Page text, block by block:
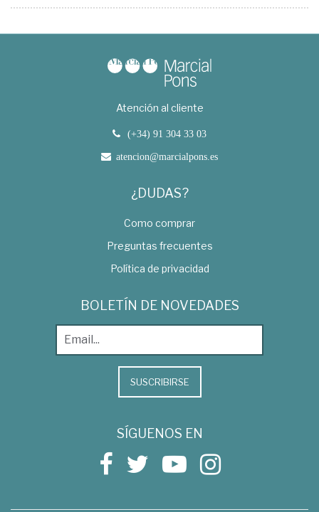
Atención al cliente
(+34) 91 304 33 03
atencion@marcialpons.es
¿DUDAS?
Como comprar
Preguntas frecuentes
Política de privacidad
BOLETÍN DE NOVEDADES
SUSCRIBIRSE
SÍGUENOS EN